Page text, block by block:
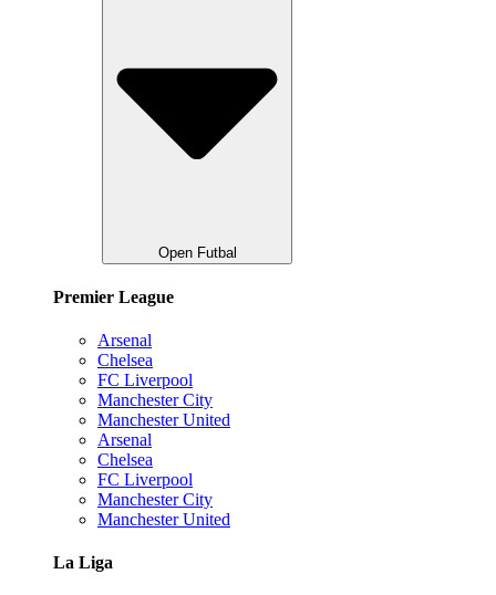
Open Futbal
Premier League
Arsenal
Chelsea
FC Liverpool
Manchester City
Manchester United
Arsenal
Chelsea
FC Liverpool
Manchester City
Manchester United
La Liga